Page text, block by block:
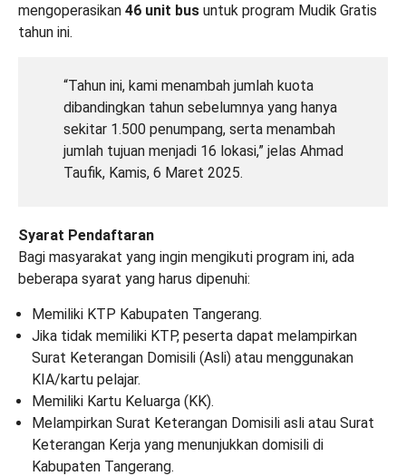
mengoperasikan 46 unit bus untuk program Mudik Gratis
tahun ini.
“Tahun ini, kami menambah jumlah kuota
dibandingkan tahun sebelumnya yang hanya
sekitar 1.500 penumpang, serta menambah
jumlah tujuan menjadi 16 lokasi,” jelas Ahmad
Taufik, Kamis, 6 Maret 2025.
Syarat Pendaftaran
Bagi masyarakat yang ingin mengikuti program ini, ada
beberapa syarat yang harus dipenuhi:
Memiliki KTP Kabupaten Tangerang.
Jika tidak memiliki KTP, peserta dapat melampirkan
Surat Keterangan Domisili (Asli) atau menggunakan
KIA/kartu pelajar.
Memiliki Kartu Keluarga (KK).
Melampirkan Surat Keterangan Domisili asli atau Surat
Keterangan Kerja yang menunjukkan domisili di
Kabupaten Tangerang.